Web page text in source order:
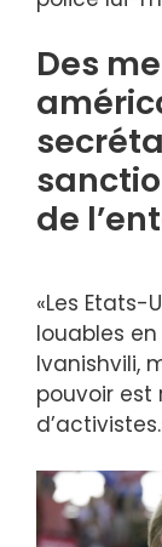
Des
de
«Les Etats-
louables
Ivanishvili,
pouvoir est